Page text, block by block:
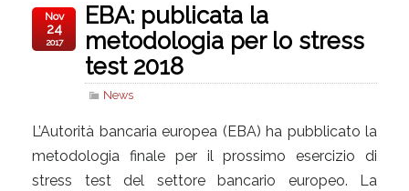
EBA: publicata la
metodologia per lo stress
test 2018
News
Nov
24
2017
L’Autorità bancaria europea (EBA) ha pubblicato la
metodologia finale per il prossimo esercizio di
stress test del settore bancario europeo. La